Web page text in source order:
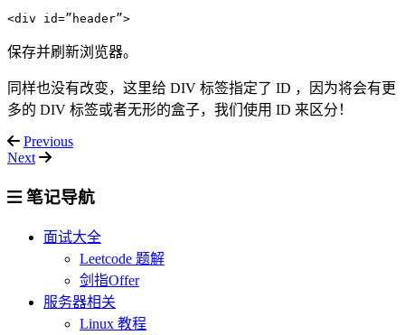
保存并刷新浏览器。
同样也没有改变，这里给 DIV 标签指定了 ID ，因为将会有更
多的 DIV 标签或者无形的盒子，我们使用 ID 来区分！
Previous
Next
笔记导航
面试大全
Leetcode 题解
剑指Offer
服务器相关
Linux 教程